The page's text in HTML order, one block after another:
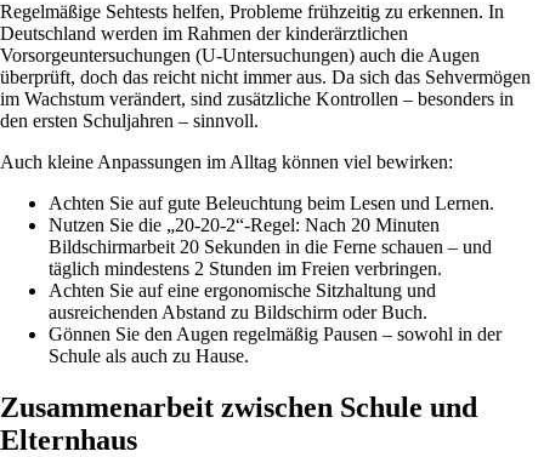
Regelmäßige Sehtests helfen, Probleme frühzeitig zu erkennen. In
Deutschland werden im Rahmen der kinderärztlichen
Vorsorgeuntersuchungen (U-Untersuchungen) auch die Augen
überprüft, doch das reicht nicht immer aus. Da sich das Sehvermögen
im Wachstum verändert, sind zusätzliche Kontrollen – besonders in
den ersten Schuljahren – sinnvoll.
Auch kleine Anpassungen im Alltag können viel bewirken:
Achten Sie auf gute Beleuchtung beim Lesen und Lernen.
Nutzen Sie die „20-20-2“-Regel: Nach 20 Minuten
Bildschirmarbeit 20 Sekunden in die Ferne schauen – und
täglich mindestens 2 Stunden im Freien verbringen.
Achten Sie auf eine ergonomische Sitzhaltung und
ausreichenden Abstand zu Bildschirm oder Buch.
Gönnen Sie den Augen regelmäßig Pausen – sowohl in der
Schule als auch zu Hause.
Zusammenarbeit zwischen Schule und
Elternhaus